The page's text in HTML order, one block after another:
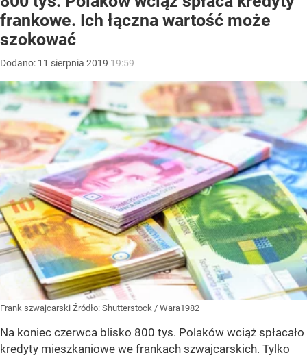
frankowe. Ich łączna wartość może
szokować
Dodano: 11 sierpnia 2019 19:59
Frank szwajcarski Źródło: Shutterstock / Wara1982
Na koniec czerwca blisko 800 tys. Polaków wciąż spłacało
kredyty mieszkaniowe we frankach szwajcarskich. Tylko